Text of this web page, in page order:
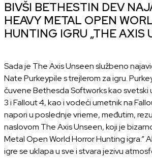
BIVŠI BETHESTIN DEV
HEAVY METAL OPEN
HUNTING IGRU „THE AXIS
Sada je The Axis Unseen službeno
Nate Purkeypile s trejlerom za igru.
čuvene Bethesda Softworks kao svetski
3 i Fallout 4, kao i vodeći umetnik na
napori u poslednje vrieme, međutim,
naslovom The Axis Unseen, koji je
Metal Open World Horror Hunting igra.”
igre se uklapa u sve i stvara jezivu